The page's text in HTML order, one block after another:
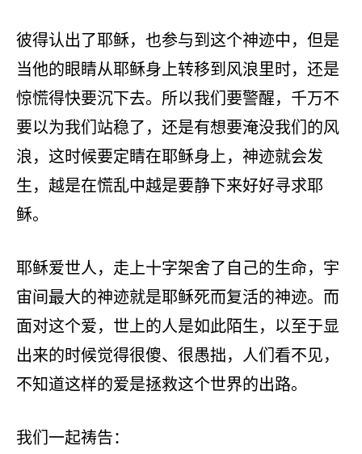
彼得认出了耶稣，也参与到这个神迹中，但是
当他的眼睛从耶稣身上转移到风浪里时，还是
惊慌得快要沉下去。所以我们要警醒，千万不
要以为我们站稳了，还是有想要淹没我们的风
浪，这时候要定睛在耶稣身上，神迹就会发
生，越是在慌乱中越是要静下来好好寻求耶
稣。
耶稣爱世人，走上十字架舍了自己的生命，宇
宙间最大的神迹就是耶稣死而复活的神迹。而
面对这个爱，世上的人是如此陌生，以至于显
出来的时候觉得很傻、很愚拙，人们看不见，
不知道这样的爱是拯救这个世界的出路。
我们一起祷告：